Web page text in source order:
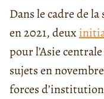
Dans le cadre de
en 2021, deux
pour l’Asie
sujets en
forces